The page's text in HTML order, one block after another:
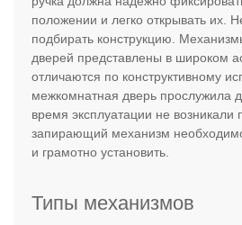
положении и легко открывать их.
подбирать конструкцию.
дверей представлены в широком
отличаются по конструктивному
межкомнатная дверь прослужила
время эксплуатации не возникали
запирающий механизм
и грамотно установить.
Типы механизмов